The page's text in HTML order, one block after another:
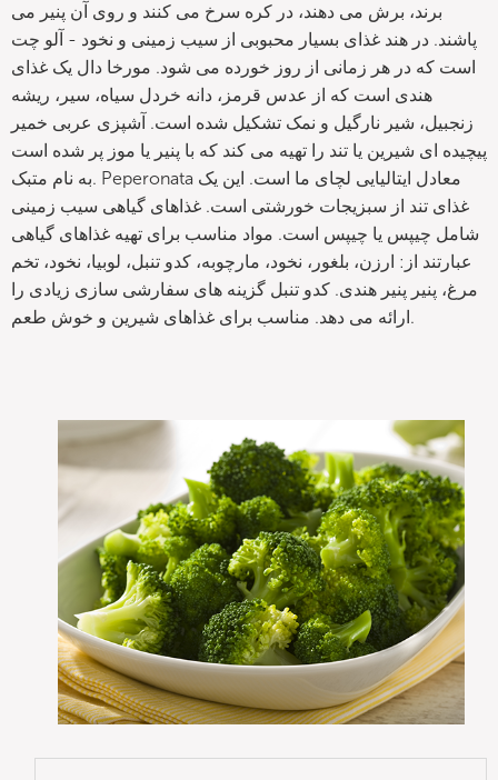
برند، برش می دهند، در کره سرخ می کنند و روی آن پنیر می
پاشند. در هند غذای بسیار محبوبی از سیب زمینی و نخود - آلو چت
است که در هر زمانی از روز خورده می شود. مورخا دال یک غذای
هندی است که از عدس قرمز، دانه خردل سیاه، سیر، ریشه
زنجبیل، شیر نارگیل و نمک تشکیل شده است. آشپزی عربی خمیر
پیچیده ای شیرین یا تند را تهیه می کند که با پنیر یا موز پر شده است
به نام متبک. Peperonata معادل ایتالیایی لچای ما است. این یک
غذای تند از سبزیجات خورشتی است. غذاهای گیاهی سیب زمینی
شامل چیپس یا چیپس است. مواد مناسب برای تهیه غذاهای گیاهی
عبارتند از: ارزن، بلغور، نخود، مارچوبه، کدو تنبل، لوبیا، نخود، تخم
مرغ، پنیر پنیر هندی. کدو تنبل گزینه های سفارشی سازی زیادی را
ارائه می دهد. مناسب برای غذاهای شیرین و خوش طعم.